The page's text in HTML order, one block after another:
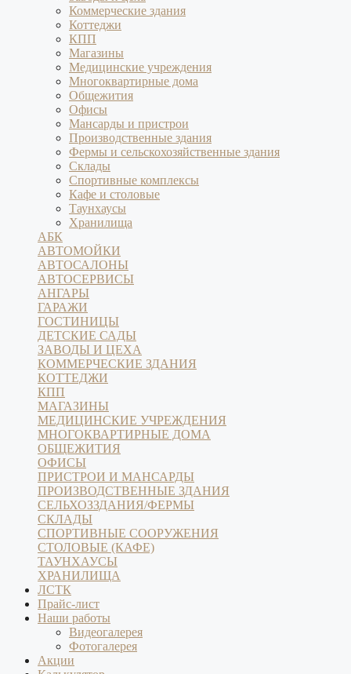
Коммерческие здания
Коттеджи
КПП
Магазины
Медицинские учреждения
Многоквартирные дома
Общежития
Офисы
Мансарды и пристрои
Производственные здания
Фермы и сельскохозяйственные здания
Склады
Спортивные комплексы
Кафе и столовые
Таунхаусы
Хранилища
АБК
АВТОМОЙКИ
АВТОСАЛОНЫ
АВТОСЕРВИСЫ
АНГАРЫ
ГАРАЖИ
ГОСТИНИЦЫ
ДЕТСКИЕ САДЫ
ЗАВОДЫ И ЦЕХА
КОММЕРЧЕСКИЕ ЗДАНИЯ
КОТТЕДЖИ
КПП
МАГАЗИНЫ
МЕДИЦИНСКИЕ УЧРЕЖДЕНИЯ
МНОГОКВАРТИРНЫЕ ДОМА
ОБЩЕЖИТИЯ
ОФИСЫ
ПРИСТРОИ И МАНСАРДЫ
ПРОИЗВОДСТВЕННЫЕ ЗДАНИЯ
СЕЛЬХОЗЗДАНИЯ/ФЕРМЫ
СКЛАДЫ
СПОРТИВНЫЕ СООРУЖЕНИЯ
СТОЛОВЫЕ (КАФЕ)
ТАУНХАУСЫ
ХРАНИЛИЩА
ЛСТК
Прайс-лист
Наши работы
Видеогалерея
Фотогалерея
Акции